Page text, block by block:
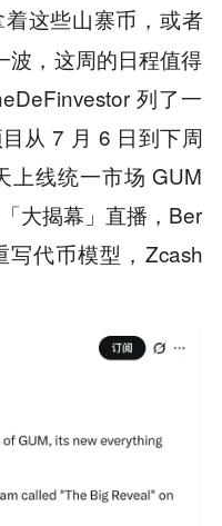
这些山寨币，或者
波，这周的日程值得
列了一
从 7 月 6 日到下周
上线统一市场 GUM
大揭幕」直播，Ber
写代币模型，Zcash